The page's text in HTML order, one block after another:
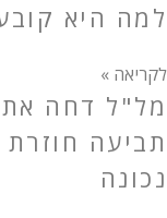
למה היא
לקריאה »
מל"ל דחה את
תביעה חוזרת
נכונה